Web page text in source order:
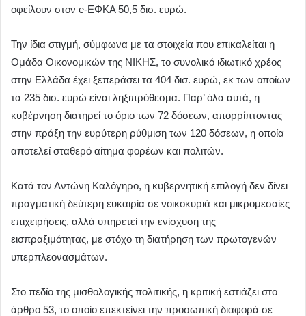
οφείλουν στον e-ΕΦΚΑ 50,5 δισ. ευρώ.
Την ίδια στιγμή, σύμφωνα με τα στοιχεία που επικαλείται η
Ομάδα Οικονομικών της ΝΙΚΗΣ, το συνολικό ιδιωτικό χρέος
στην Ελλάδα έχει ξεπεράσει τα 404 δισ. ευρώ, εκ των οποίων
τα 235 δισ. ευρώ είναι ληξιπρόθεσμα. Παρ’ όλα αυτά, η
κυβέρνηση διατηρεί το όριο των 72 δόσεων, απορρίπτοντας
στην πράξη την ευρύτερη ρύθμιση των 120 δόσεων, η οποία
αποτελεί σταθερό αίτημα φορέων και πολιτών.
Κατά τον Αντώνη Καλόγηρο, η κυβερνητική επιλογή δεν δίνει
πραγματική δεύτερη ευκαιρία σε νοικοκυριά και μικρομεσαίες
επιχειρήσεις, αλλά υπηρετεί την ενίσχυση της
εισπραξιμότητας, με στόχο τη διατήρηση των πρωτογενών
υπερπλεονασμάτων.
Στο πεδίο της μισθολογικής πολιτικής, η κριτική εστιάζει στο
άρθρο 53, το οποίο επεκτείνει την προσωπική διαφορά σε